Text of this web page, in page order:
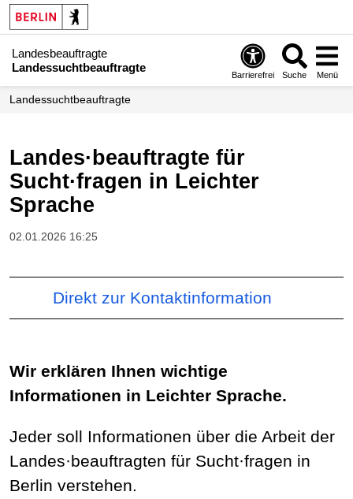
Landesbeauftragte
Landessuchtbeauftragte
Barrierefrei Suche Menü
Landessuchtbeauftragte
Landes·beauftragte für
Sucht·fragen in Leichter
Sprache
02.01.2026 16:25
Direkt zur Kontaktinformation
Wir erklären Ihnen wichtige
Informationen in Leichter Sprache.
Jeder soll Informationen über die Arbeit der
Landes·beauftragten für Sucht·fragen in
Berlin verstehen.